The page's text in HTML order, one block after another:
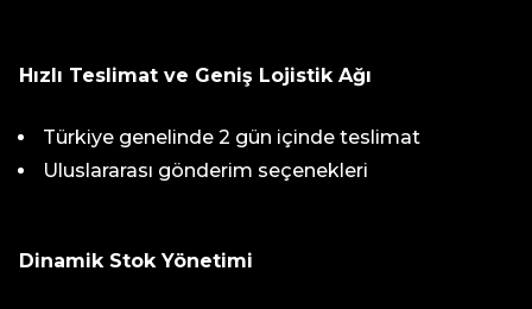
Hızlı Teslimat ve Geniş Lojistik Ağı
Türkiye genelinde 2 gün içinde teslimat
Uluslararası gönderim seçenekleri
Dinamik Stok Yönetimi